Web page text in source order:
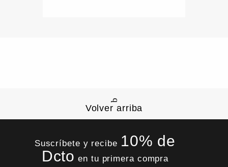
Volver arriba
Suscríbete y recibe 10% de
Dcto en tu primera compra